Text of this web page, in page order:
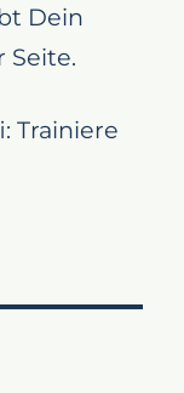
Dein
Seite.
Trainiere